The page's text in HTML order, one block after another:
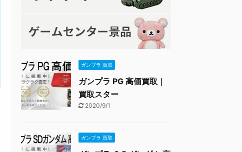
ガンプラ 買取
ガンプラ PG 高価買取｜
買取スター
2020/9/1
ガンプラ 買取